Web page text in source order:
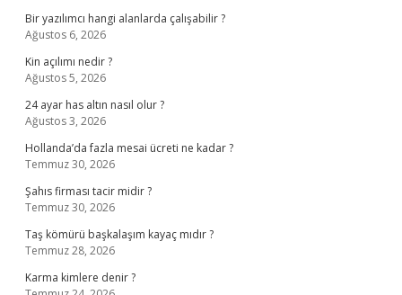
Bir yazılımcı hangi alanlarda çalışabilir ?
Ağustos 6, 2026
Kin açılımı nedir ?
Ağustos 5, 2026
24 ayar has altın nasıl olur ?
Ağustos 3, 2026
Hollanda’da fazla mesai ücreti ne kadar ?
Temmuz 30, 2026
Şahıs firması tacir midir ?
Temmuz 30, 2026
Taş kömürü başkalaşım kayaç mıdır ?
Temmuz 28, 2026
Karma kimlere denir ?